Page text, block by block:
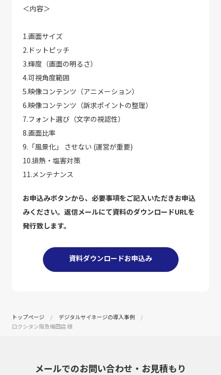
＜内容＞
1.画面サイズ
2.ドットピッチ
3.輝度（画面の明るさ）
4.可視角度範囲
5.映像コンテンツ（アニメーション）
6.映像コンテンツ（訴求ポイントの整理）
7.フォント選び（文字の視認性）
8.画面比率
9.「風景化」 させない (運営が重要)
10.排熱・塩害対策
11.メンテナンス
お申込みボタンから、必要事項をご記入いただきお申込
みください。返信メールにて資料のダウンロードURLを
発行致します。
資料ダウンロードお申込み
トップページ
デジタルサイネージの導入事例
ロクシタン阪急梅田店 様
メールでのお問い合わせ・ お見積もり